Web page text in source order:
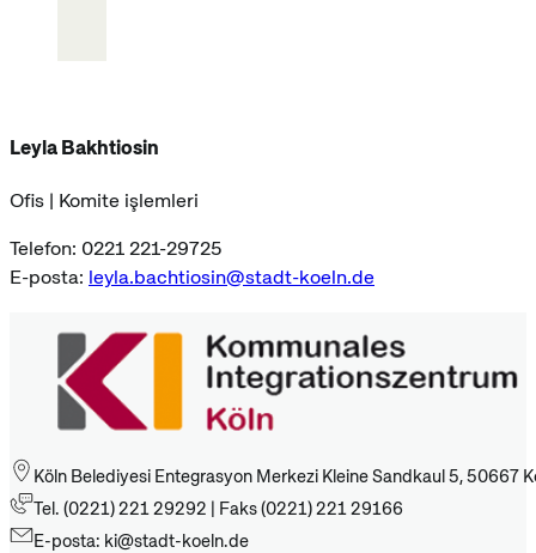
Leyla Bakhtiosin
Ofis | Komite işlemleri
Telefon: 0221 221-29725
E-posta: leyla.bachtiosin@stadt-koeln.de
Köln Belediyesi Entegrasyon Merkezi Kleine Sandkaul 5, 50667
Tel. (0221) 221 29292 | Faks (0221) 221 29166
E-posta: ki@stadt-koeln.de